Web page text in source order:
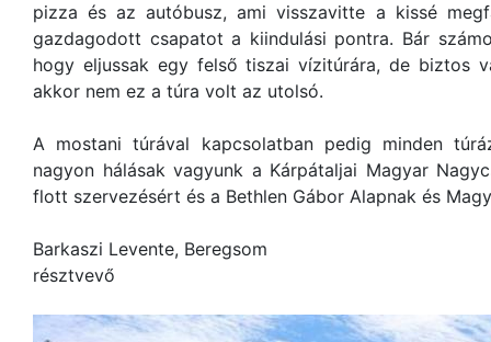
pizza és az autóbusz, ami visszavitte a kissé
gazdagodott csapatot a kiindulási pontra. Bár
hogy eljussak egy felső tiszai vízitúrára, de biztos
akkor nem ez a túra volt az utolsó.
A mostani túrával kapcsolatban pedig minden
nagyon hálásak vagyunk a Kárpátaljai Magyar
flott szervezésért és a Bethlen Gábor Alapnak és
Barkaszi Levente, Beregsom
résztvevő